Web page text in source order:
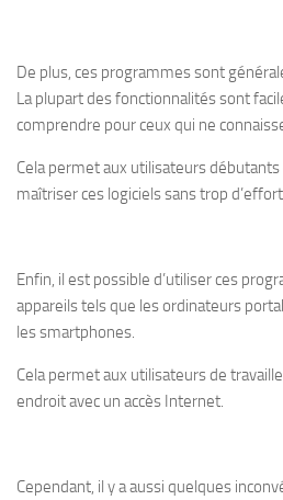
De plus, ces programmes sont
La plupart des fonctionnalités sont
comprendre pour ceux qui ne
Cela permet aux utilisateurs
maîtriser ces logiciels sans trop
Enfin, il est possible d’utiliser ces
appareils tels que les ordinateurs
les smartphones.
Cela permet aux utilisateurs de
endroit avec un accès Internet.
Cependant, il y a aussi quelques